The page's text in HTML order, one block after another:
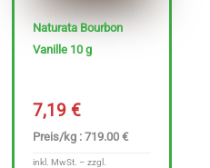
Naturata Bourbon
Vanille 10 g
7,19€
Preis/kg : 719.00 €
inkl. MwSt. – zzgl.